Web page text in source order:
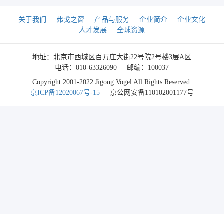
关于我们 弗戈之窗 产品与服务 企业简介
企业文化
人才发展
全球资源
地址：北京市西城区百万庄大街22号院2号楼3层A区
电话：010-63326090
邮编：100037
Copyright 2001-2022 Jigong Vogel All Rights Reserved.
京ICP备12020067号-15
京公网安备110102001177号